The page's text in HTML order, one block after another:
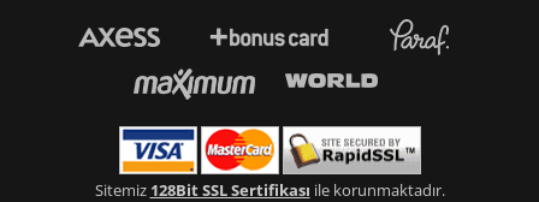
Sitemiz 128Bit SSL Sertifikası ile korunmaktadır.